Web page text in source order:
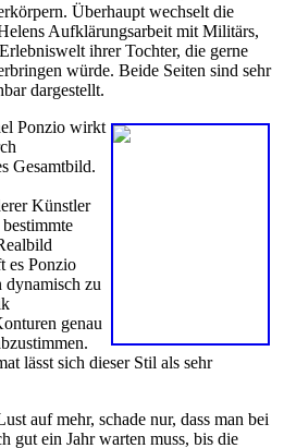
Überhaupt wechselt die
Aufklärungsarbeit mit Militärs,
ihrer Tochter, die gerne
würde. Beide Seiten sind sehr
dargestellt.
Ponzio wirkt
Gesamtbild.
Künstler
es Ponzio
zu
genau
lässt sich dieser Stil als sehr
auf mehr, schade nur, dass man bei
gut ein Jahr warten muss, bis die